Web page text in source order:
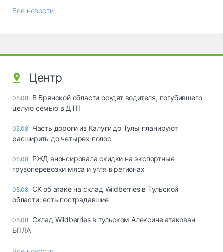
Все новости
Центр
05.08 В Брянской области осудят водителя, погубившего
целую семью в ДТП
05.08 Часть дороги из Калуги до Тулы планируют
расширить до четырех полос
05.08 РЖД анонсировала скидки на экспортные
грузоперевозки мяса и угля в регионах
05.08 СК об атаке на склад Wildberries в Тульской
области: есть пострадавшие
05.08 Склад Wildberries в тульском Алексине атакован
БПЛА